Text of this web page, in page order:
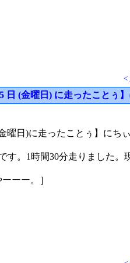
<
日 (金曜日) に走ったことぅ
曜日)に走ったことぅ】にち
す。1時間30分走りました
ーー。］